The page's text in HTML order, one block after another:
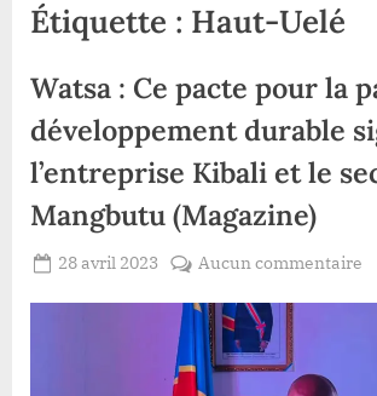
Étiquette : Haut-Uelé
Watsa : Ce pacte pour la
développement durable
l’entreprise Kibali et le
Mangbutu (Magazine)
Posted
28 avril 2023
Lacloche
Aucun commentaire